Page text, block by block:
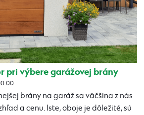
pri výbere garážovej brány
brány na garáž sa väčšina z nás
a cenu. Iste, oboje je dôležité, sú